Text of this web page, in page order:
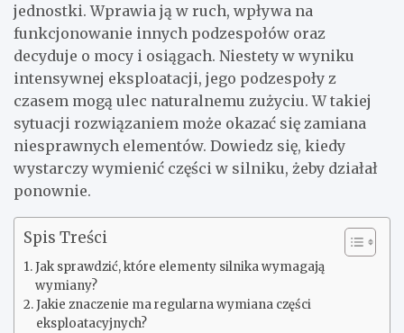
jednostki. Wprawia ją w ruch, wpływa na
funkcjonowanie innych podzespołów oraz
decyduje o mocy i osiągach. Niestety w wyniku
intensywnej eksploatacji, jego podzespoły z
czasem mogą ulec naturalnemu zużyciu. W takiej
sytuacji rozwiązaniem może okazać się zamiana
niesprawnych elementów. Dowiedz się, kiedy
wystarczy wymienić części w silniku, żeby działał
ponownie.
Spis Treści
Jak sprawdzić, które elementy silnika wymagają
wymiany?
Jakie znaczenie ma regularna wymiana części
eksploatacyjnych?